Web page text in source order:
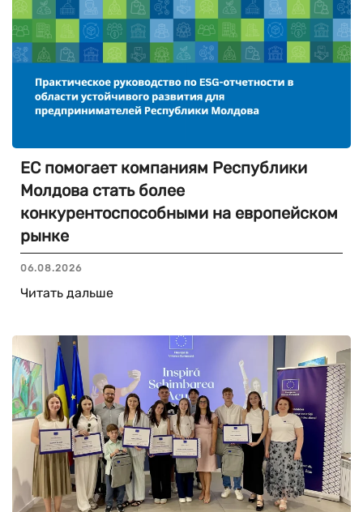
ЕС помогает компаниям Республики
Молдова стать более
конкурентоспособными на европейском
рынке
06.08.2026
Читать дальше